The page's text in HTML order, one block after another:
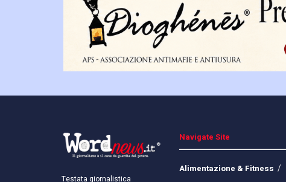
Testata giornalistica
Navigate Site
Alimentazione & Fitness